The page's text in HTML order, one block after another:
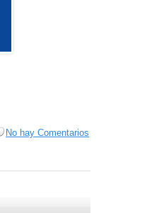
No hay Comentarios